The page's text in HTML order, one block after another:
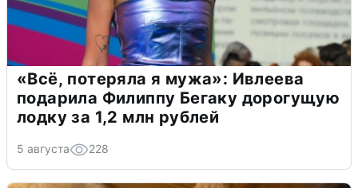
«Всё, потеряла я мужа»: Ивлеева
подарила Филиппу Бегаку дорогущую
лодку за 1,2 млн рублей
5 августа 228